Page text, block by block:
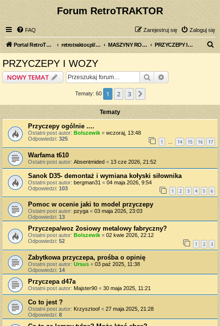
Forum RetroTRAKTOR
FAQ Zaloguj się
Zarejestruj się
Portal RetroTRAKTOR.pl retrotraktor.pl/forum MASZYNY ROLNICZE PRZYCZEPY I WOZY
PRZYCZEPY I WOZY
NOWY TEMAT Szukaj
Tematy: 60 1 2 3
Tematy
Przyczepy ogólnie ....
Ostatni post autor: Bolszewik « wczoraj, 13:48
Odpowiedzi: 325 1 … 14 15 16 17
Warfama t610
Ostatni post autor: Absentmided « 13 cze 2026, 21:52
Sanok D35- demontaż i wymiana kołyski siłownika
Ostatni post autor: bergman31 « 04 maja 2026, 9:54
Odpowiedzi: 103 1 2 3 4 5 6
Pomoc w ocenie jaki to model przyczepy
Ostatni post autor: pzyga « 03 maja 2026, 23:03
Odpowiedzi: 13
Przyczepa/woz 2osiowy metalowy fabryczny?
Ostatni post autor: Bolszewik « 02 kwie 2026, 22:12
Odpowiedzi: 52 1 2 3
Zabytkowa przyczepa, prośba o opinię
Ostatni post autor: Ursus « 03 paź 2025, 11:38
Odpowiedzi: 14
Przyczepa d47a
Ostatni post autor: Majster90 « 30 maja 2025, 11:21
Co to jest ?
Ostatni post autor: Krzysztoof « 27 maja 2025, 21:28
Odpowiedzi: 8